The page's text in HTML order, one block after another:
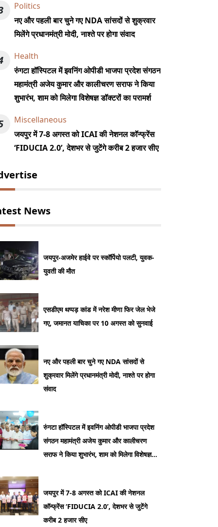
Politics
नए और पहली बार चुने गए NDA सांसदों से शुक्रवार
मिलेंगे प्रधानमंत्री मोदी, नाश्ते पर होगा संवाद
Health
रुंगटा हॉस्पिटल में इवनिंग ओपीडी भाजपा प्रदेश संगठन
महामंत्री अजेय कुमार और कालीचरण सराफ ने किया
शुभारंभ, शाम को मिलेगा विशेषज्ञ डॉक्टरों का परामर्श
Miscellaneous
जयपुर में 7-8 अगस्त को ICAI की नेशनल कॉन्फ्रेंस
‘FIDUCIA 2.0’, देशभर से जुटेंगे करीब 2 हजार सीए
News
जयपुर-अजमेर हाईवे पर स्कॉर्पियो पलटी, युवक-
युवती की मौत
एसडीएम थप्पड़ कांड में नरेश मीणा फिर जेल भेजे
गए, जमानत याचिका पर 10 अगस्त को सुनवाई
नए और पहली बार चुने गए NDA सांसदों से
शुक्रवार मिलेंगे प्रधानमंत्री मोदी, नाश्ते पर होगा
संवाद
रुंगटा हॉस्पिटल में इवनिंग ओपीडी भाजपा प्रदेश
संगठन महामंत्री अजेय कुमार और कालीचरण
सराफ ने किया शुभारंभ, शाम को मिलेगा विशेषज्ञ
जयपुर में 7-8 अगस्त को ICAI की नेशनल
कॉन्फ्रेंस ‘FIDUCIA 2.0’, देशभर से जुटेंगे
करीब 2 हजार सीए